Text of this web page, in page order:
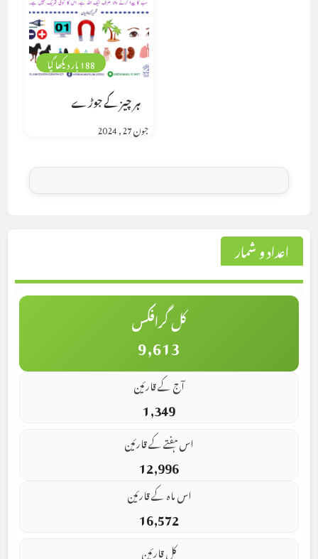
188 بار دیکھا گیا
ہر چیز کے جوڑے
جون 27, 2024
اعداد و شمار
کل گرافکس
9,613
آج کے قارئین
1,349
اس ہفتے کے قارئین
12,996
اس ماہ کے قارئین
16,572
کل قارئین